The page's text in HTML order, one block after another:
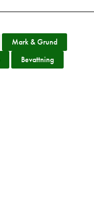
Mark & Grund
Bevattning